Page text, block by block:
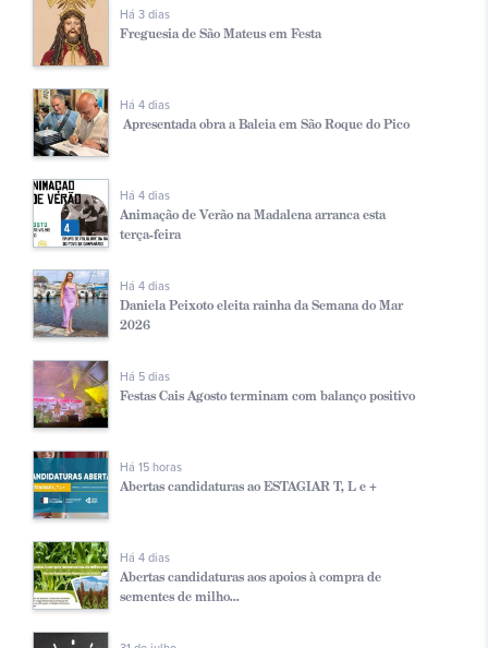
Há 3 dias
Freguesia de São Mateus em Festa
Há 4 dias
Apresentada obra a Baleia em São Roque do Pico
Há 4 dias
Animação de Verão na Madalena arranca esta
terça-feira
Há 4 dias
Daniela Peixoto eleita rainha da Semana do Mar
2026
Há 5 dias
Festas Cais Agosto terminam com balanço positivo
Há 15 horas
Abertas candidaturas ao ESTAGIAR T, L e +
Há 4 dias
Abertas candidaturas aos apoios à compra de
sementes de milho...